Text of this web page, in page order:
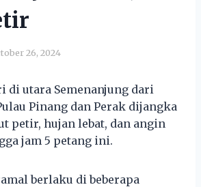
26, 2024
di utara Semenanjung dari
Pinang dan Perak dijangka
petir, hujan lebat, dan angin
jam 5 petang ini.
berlaku di beberapa